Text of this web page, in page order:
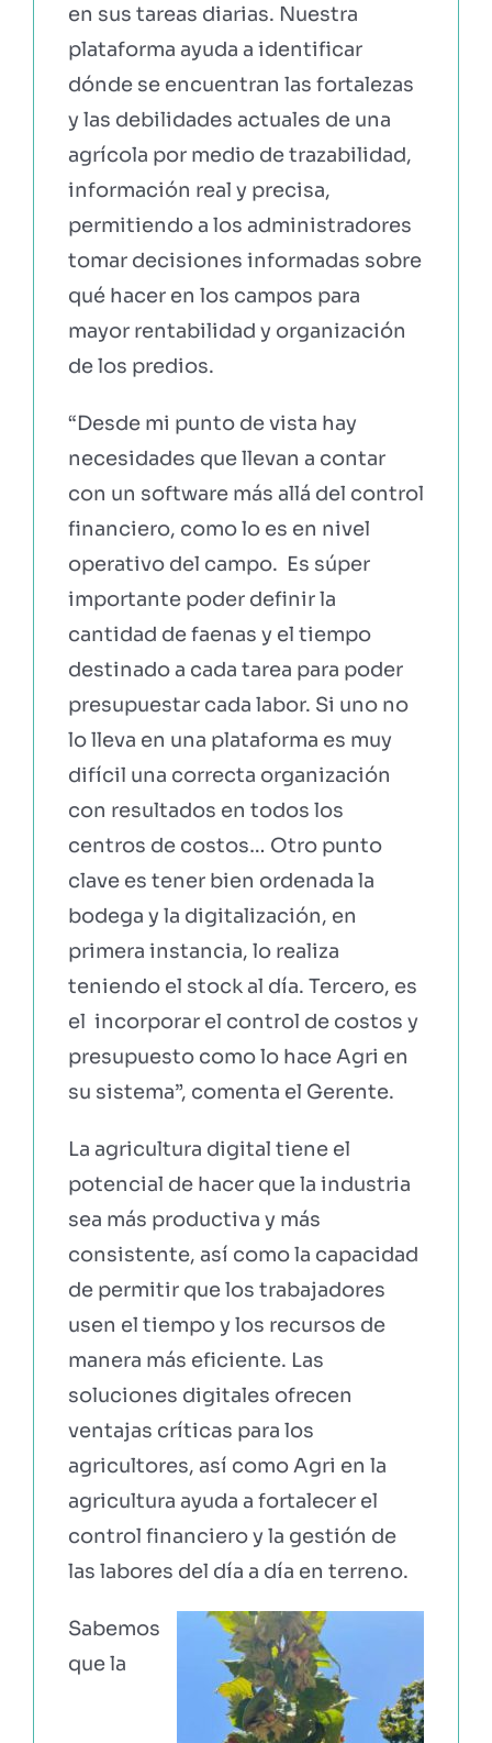
en sus tareas diarias. Nuestra
plataforma ayuda a identificar
dónde se encuentran las fortalezas
y las debilidades actuales de una
agrícola por medio de trazabilidad,
información real y precisa,
permitiendo a los administradores
tomar decisiones informadas sobre
qué hacer en los campos para
mayor rentabilidad y organización
de los predios.
“Desde mi punto de vista hay
necesidades que llevan a contar
con un software más allá del control
financiero, como lo es en nivel
operativo del campo. Es súper
importante poder definir la
cantidad de faenas y el tiempo
destinado a cada tarea para poder
presupuestar cada labor. Si uno no
lo lleva en una plataforma es muy
difícil una correcta organización
con resultados en todos los
centros de costos… Otro punto
clave es tener bien ordenada la
bodega y la digitalización, en
primera instancia, lo realiza
teniendo el stock al día. Tercero, es
el incorporar el control de costos y
presupuesto como lo hace Agri en
su sistema”, comenta el Gerente.
La agricultura digital tiene el
potencial de hacer que la industria
sea más productiva y más
consistente, así como la capacidad
de permitir que los trabajadores
usen el tiempo y los recursos de
manera más eficiente. Las
soluciones digitales ofrecen
ventajas críticas para los
agricultores, así como Agri en la
agricultura ayuda a fortalecer el
control financiero y la gestión de
las labores del día a día en terreno.
Sabemos
que la